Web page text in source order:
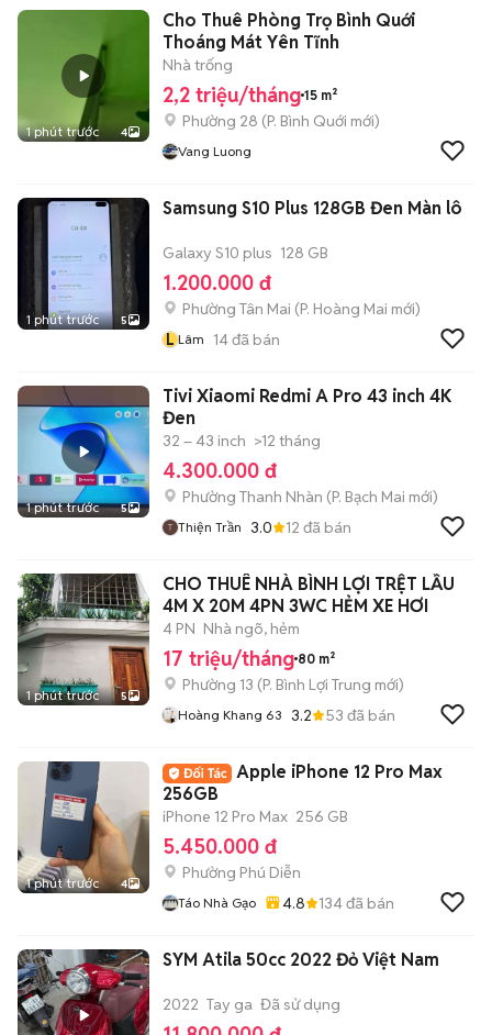
1 phút trước 4
Cho Thuê Phòng Trọ Bình Quới
Thoáng Mát Yên Tĩnh
Nhà trống
2,2 triệu/tháng 15 m²
Phường 28 (P. Bình Quới mới)
Vang Luong
1 phút trước 5
Samsung S10 Plus 128GB Đen Màn lô
Galaxy S10 plus 128 GB
1.200.000 đ
Phường Tân Mai (P. Hoàng Mai mới)
L Lâm 14đã bán
1 phút trước 5
Tivi Xiaomi Redmi A Pro 43 inch 4K
Đen
32 – 43 inch >12 tháng
4.300.000 đ
Phường Thanh Nhàn (P. Bạch Mai mới)
Thiện Trần 3.0 12 đã bán
1 phút trước 5
CHO THUÊ NHÀ BÌNH LỢI TRỆT LẦU
4M X 20M 4PN 3WC HẺM XE HƠI
4 PN Nhà ngõ, hẻm
17 triệu/tháng 80 m²
Phường 13 (P. Bình Lợi Trung mới)
Hoàng Khang 63 3.2 53 đã bán
1 phút trước 4
Apple iPhone 12 Pro Max
256GB
iPhone 12 Pro Max 256 GB
5.450.000 đ
Phường Phú Diễn
Táo Nhà Gạo 4.8 134đã bán
SYM Atila 50cc 2022 Đỏ Việt Nam
2022 Tay ga Đã sử dụng